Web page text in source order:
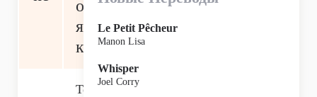
ор
яд
ке
Те
Le Petit Pêcheur
Manon Lisa
Whisper
Joel Corry